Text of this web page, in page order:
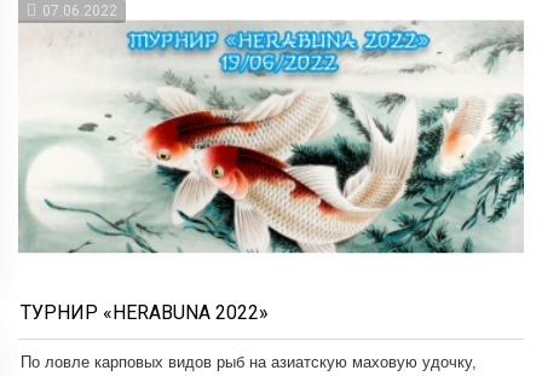
07.06.2022
ТУРНИР «HERABUNA 2022»
По ловле карповых видов рыб на азиатскую маховую удочку,